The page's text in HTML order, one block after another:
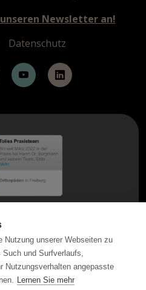
Newsletter an!
Datenschutz
Nutzung unserer Webseiten zu
und Surfverlaufs,
Nutzungsverhalten angepasste
Lernen Sie mehr